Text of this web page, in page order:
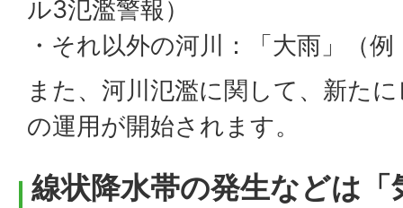
ル3氾濫警報）
・それ以外の河川：「大雨」（
また、河川氾濫に関して、新た
の運用が開始されます。
線状降水帯の発生などは「